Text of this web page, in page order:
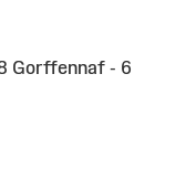
Gorffennaf - 6